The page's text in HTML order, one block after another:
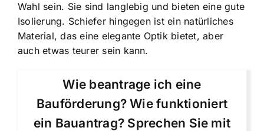
Wahl sein. Sie sind langlebig und bieten eine gute
Isolierung. Schiefer hingegen ist ein natürliches
Material, das eine elegante Optik bietet, aber
auch etwas teurer sein kann.
Wie beantrage ich eine
Bauförderung? Wie funktioniert
ein Bauantrag? Sprechen Sie mit